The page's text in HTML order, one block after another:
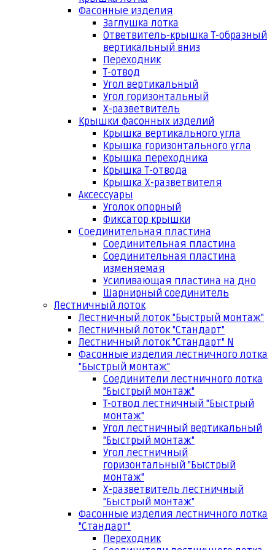
Фасонные изделия
Заглушка лотка
Ответвитель-крышка Т-образный
вертикальный вниз
Переходник
Т-отвод
Угол вертикальный
Угол горизонтальный
Х-разветвитель
Крышки фасонных изделий
Крышка вертикального угла
Крышка горизонтального угла
Крышка переходника
Крышка Т-отвода
Крышка Х-разветвителя
Аксессуары
Уголок опорный
Фиксатор крышки
Соединительная пластина
Соединительная пластина
Соединительная пластина
изменяемая
Усиливающая пластина на дно
Шарнирный соединитель
Лестничный лоток
Лестничный лоток "Быстрый монтаж"
Лестничный лоток "Стандарт"
Лестничный лоток "Стандарт" N
Фасонные изделия лестничного лотка
"Быстрый монтаж"
Соединители лестничного лотка
"Быстрый монтаж"
Т-отвод лестничный "Быстрый
монтаж"
Угол лестничный вертикальный
"Быстрый монтаж"
Угол лестничный
горизонтальный "Быстрый
монтаж"
Х-разветвитель лестничный
"Быстрый монтаж"
Фасонные изделия лестничного лотка
"Стандарт"
Переходник